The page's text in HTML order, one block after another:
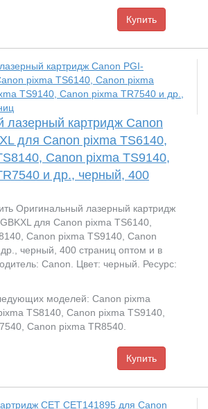
лазерный картридж Canon
для Canon pixma TS6140,
Canon pixma TS9140,
и др., черный, 400
Оригинальный лазерный картридж
для Canon pixma TS6140,
Canon pixma TS9140, Canon
черный, 400 страниц оптом и в
Canon. Цвет: черный. Ресурс:
моделей: Canon pixma
TS8140, Canon pixma TS9140,
Canon pixma TR8540.